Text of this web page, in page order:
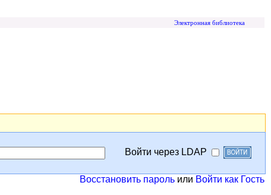
Электронная библиотека
Войти через LDAP
Восстановить пароль или Войти как Гость